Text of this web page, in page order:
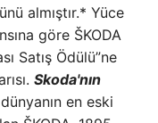
almıştır.* Yüce
göre ŠKODA
Satış Ödülü”ne
Skoda'nın
en eski